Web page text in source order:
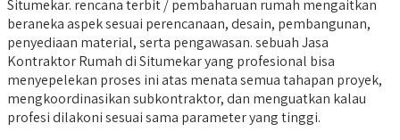
Situmekar. rencana terbit / pembaharuan rumah mengaitkan
beraneka aspek sesuai perencanaan, desain, pembangunan,
penyediaan material, serta pengawasan. sebuah Jasa
Kontraktor Rumah di Situmekar yang profesional bisa
menyepelekan proses ini atas menata semua tahapan proyek,
mengkoordinasikan subkontraktor, dan menguatkan kalau
profesi dilakoni sesuai sama parameter yang tinggi.